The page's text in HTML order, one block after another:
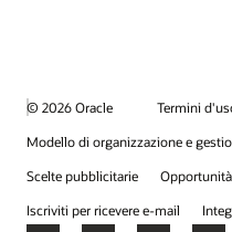
© 2026 Oracle Termini
Modello di organizzazione e
Scelte pubblicitarie
Iscriviti per ricevere e-mail